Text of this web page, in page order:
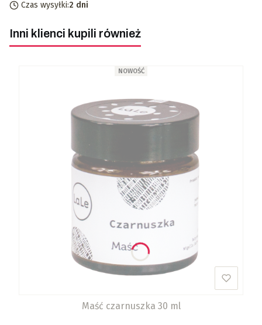
Czas wysyłki:2 dni
Inni klienci kupili również
NOWOŚĆ
Maść czarnuszka 30 ml